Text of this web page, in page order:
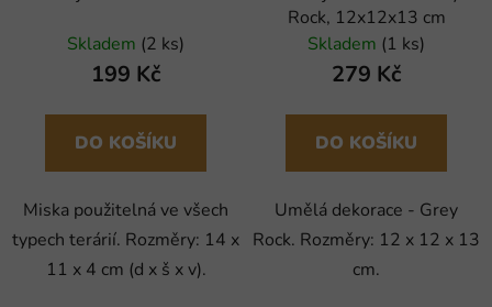
Skladem (2 ks)
199 Kč
DO KOŠÍKU
Miska použitelná ve všech
typech terárií. Rozměry: 14 x
11 x 4 cm (d x š x v).
Rock, 12x12x13 cm
Skladem (1 ks)
279 Kč
DO KOŠÍKU
Umělá dekorace - Grey
Rock. Rozměry: 12 x 12 x 13
cm.